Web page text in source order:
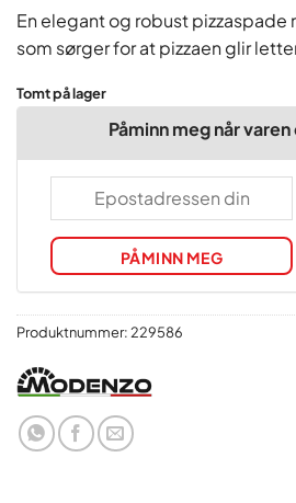
En elegant og robust
som sørger for at pizzaen glir
Tomt på lager
Påminn meg når
PÅMINN MEG
Produktnummer:229586